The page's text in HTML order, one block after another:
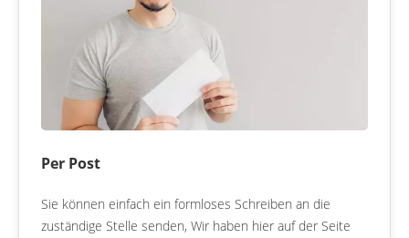
Per Post
Sie können einfach ein formloses Schreiben an die
zuständige Stelle senden, Wir haben hier auf der Seite